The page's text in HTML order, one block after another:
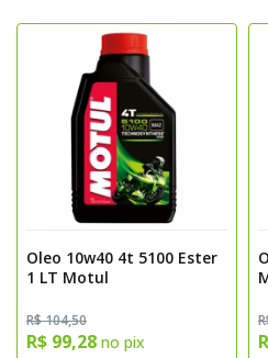
- Compatível com
sistemas de
Sugestão de Aplicação
Indicado para motos 4
urbano ou esportivo.
manual do fabricante,
intervalos de troca
para modelos que
confiável e
qualquer condição.
Informações Adicionais
Oleo 10w40 4t 5100 Ester
1 LT Motul
R$ 104,50
R$ 99,28 no pix